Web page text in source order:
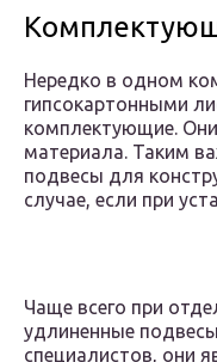
Нередко в одном
гипсокартонными
комплектующие.
материала. Таким
подвесы для
случае, если при
Чаще всего при
удлиненные
специалистов, они